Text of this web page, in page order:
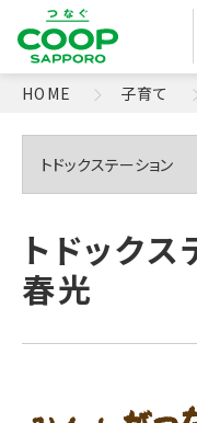
HOME 子育て